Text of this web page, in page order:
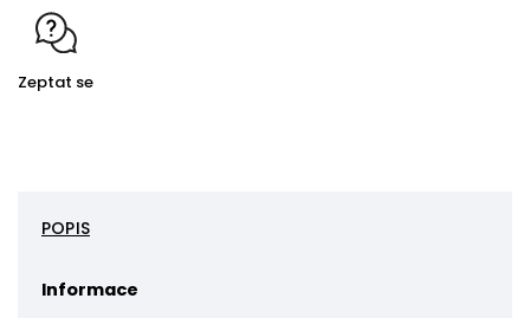
Zeptat se
POPIS
Informace